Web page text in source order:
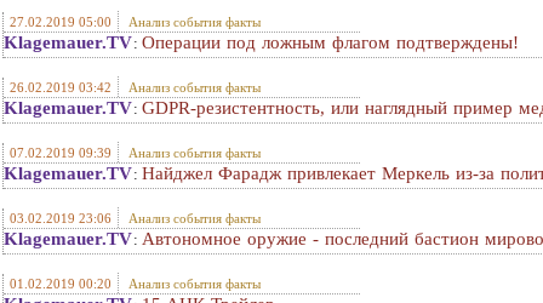
27.02.2019 05:00 Анализ события факты
Klagemauer.TV: Операции под ложным флагом подтверждены!
26.02.2019 03:42 Анализ события факты
Klagemauer.TV: GDPR-резистентность, или наглядный пример
07.02.2019 09:39 Анализ события факты
Klagemauer.TV: Найджел Фарадж привлекает Меркель из-за
03.02.2019 23:06 Анализ события факты
Klagemauer.TV: Автономное оружие - последний бастион
01.02.2019 00:20 Анализ события факты